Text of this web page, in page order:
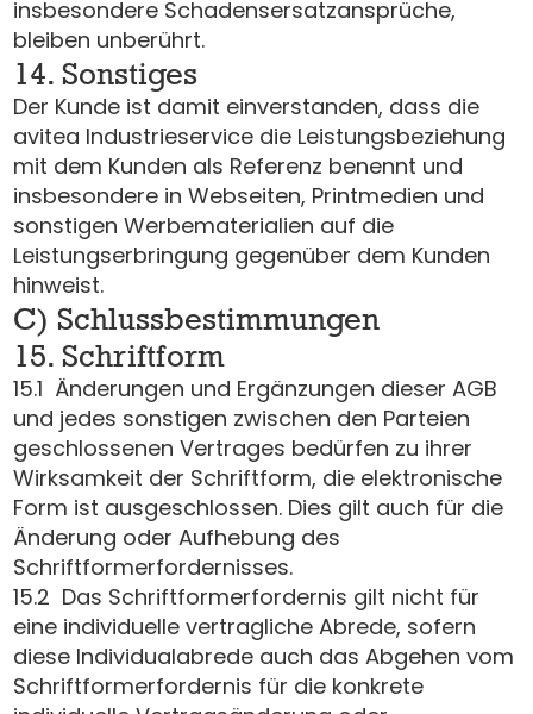
insbesondere Schadensersatzansprüche,
bleiben unberührt.
14. Sonstiges
Der Kunde ist damit einverstanden, dass die
avitea Industrieservice die Leistungsbeziehung
mit dem Kunden als Referenz benennt und
insbesondere in Webseiten, Printmedien und
sonstigen Werbematerialien auf die
Leistungserbringung gegenüber dem Kunden
hinweist.
C) Schlussbestimmungen
15. Schriftform
15.1 Änderungen und Ergänzungen dieser AGB
und jedes sonstigen zwischen den Parteien
geschlossenen Vertrages bedürfen zu ihrer
Wirksamkeit der Schriftform, die elektronische
Form ist ausgeschlossen. Dies gilt auch für die
Änderung oder Aufhebung des
Schriftformerfordernisses.
15.2 Das Schriftformerfordernis gilt nicht für
eine individuelle vertragliche Abrede, sofern
diese Individualabrede auch das Abgehen vom
Schriftformerfordernis für die konkrete